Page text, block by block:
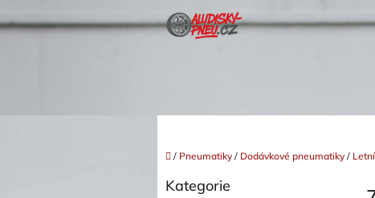
na
Domů
/ Pneumatiky / Dodávkové pneumatiky / Letní
Přeskočit
Kategorie